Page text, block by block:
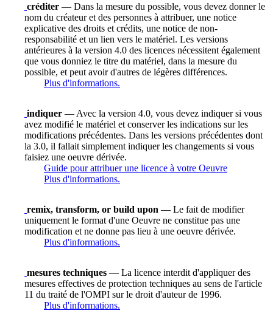
créditer — Dans la mesure du possible, vous devez donner le
nom du créateur et des personnes à attribuer, une notice
explicative des droits et crédits, une notice de non-
responsabilité et un lien vers le matériel. Les versions
antérieures à la version 4.0 des licences nécessitent également
que vous donniez le titre du matériel, dans la mesure du
possible, et peut avoir d'autres de légères différences.
Plus d'informations.
indiquer — Avec la version 4.0, vous devez indiquer si vous
avez modifié le matériel et conserver les indications sur les
modifications précédentes. Dans les versions précédentes dont
la 3.0, il fallait simplement indiquer les changements si vous
faisiez une oeuvre dérivée.
Guide pour attribuer une licence à votre Oeuvre
Plus d'informations.
remix, transform, or build upon — Le fait de modifier
uniquement le format d'une Oeuvre ne constitue pas une
modification et ne donne pas lieu à une oeuvre dérivée.
Plus d'informations.
mesures techniques — La licence interdit d'appliquer des
mesures effectives de protection techniques au sens de l'article
11 du traité de l'OMPI sur le droit d'auteur de 1996.
Plus d'informations.